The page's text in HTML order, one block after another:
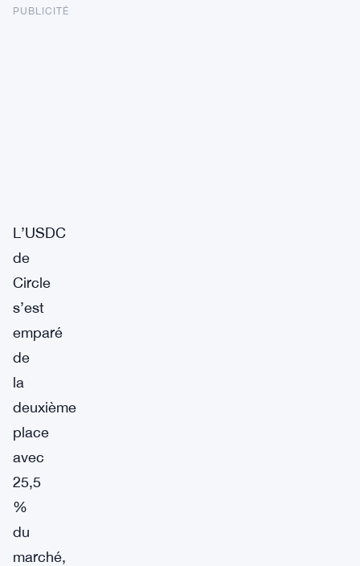
PUBLICITÉ
L’USDC
de
Circle
s’est
emparé
de
la
deuxième
place
avec
25,5
%
du
marché,